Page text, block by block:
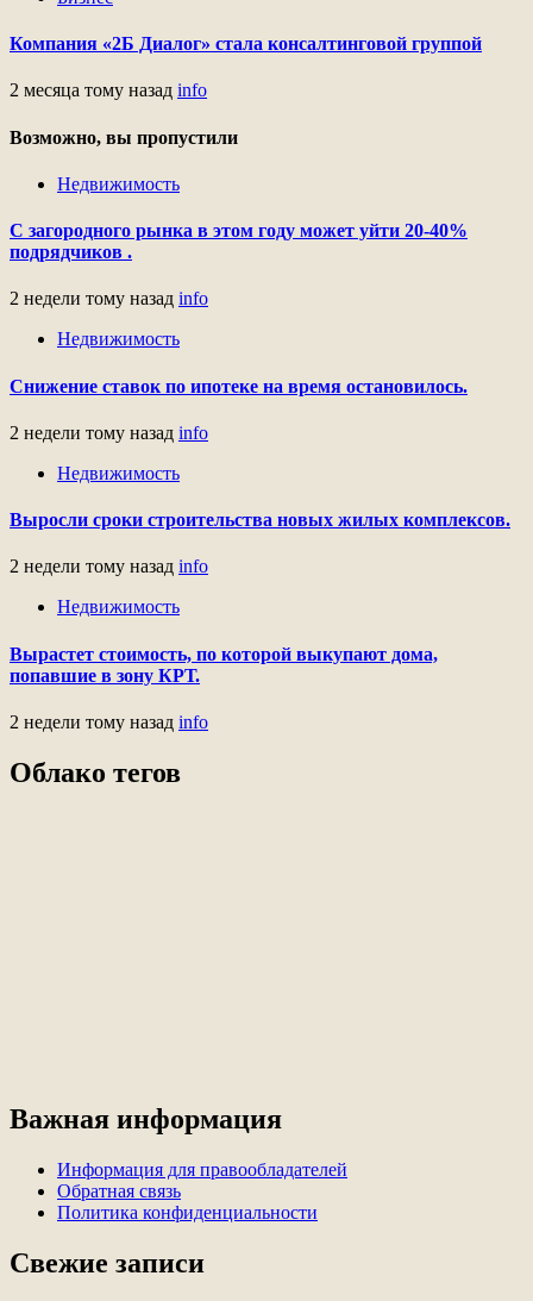
Компания «2Б Диалог» стала консалтинговой группой
2 месяца тому назад info
Возможно, вы пропустили
Недвижимость
С загородного рынка в этом году может уйти 20-40%
подрядчиков .
2 недели тому назад info
Недвижимость
Снижение ставок по ипотеке на время остановилось.
2 недели тому назад info
Недвижимость
Выросли сроки строительства новых жилых комплексов.
2 недели тому назад info
Недвижимость
Вырастет стоимость, по которой выкупают дома,
попавшие в зону КРТ.
2 недели тому назад info
Облако тегов
Важная информация
Информация для правообладателей
Обратная связь
Политика конфиденциальности
Свежие записи